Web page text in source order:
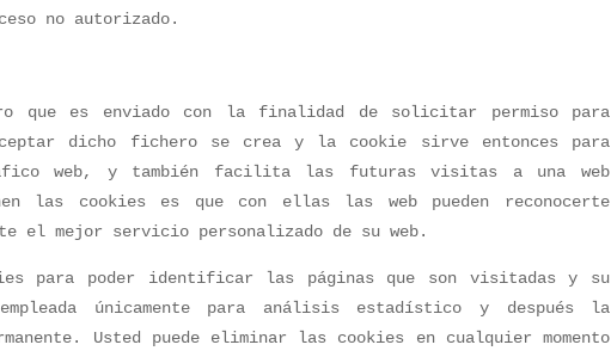
no autorizado.
que es enviado con la finalidad de solicitar permiso para
dicho fichero se crea y la cookie sirve entonces para
web, y también facilita las futuras visitas a una web
las cookies es que con ellas las web pueden reconocerte
el mejor servicio personalizado de su web.
para poder identificar las páginas que son visitadas y su
únicamente para análisis estadístico y después la
Usted puede eliminar las cookies en cualquier momento